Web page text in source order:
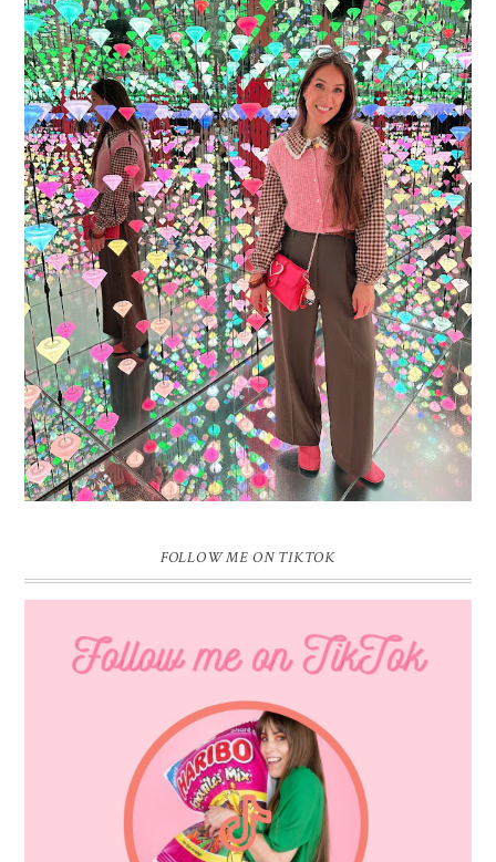
16 JAAR SPRINKLES ON A CUPCAKE
Vandaag is het weer zo’n moment waarop ik even bewust op de
pauzeknop duw, want Sprinkles on a Cupcake bestaat 16 jaar. Zestien.
Dat blijft ...
FOLLOW ME ON TIKTOK